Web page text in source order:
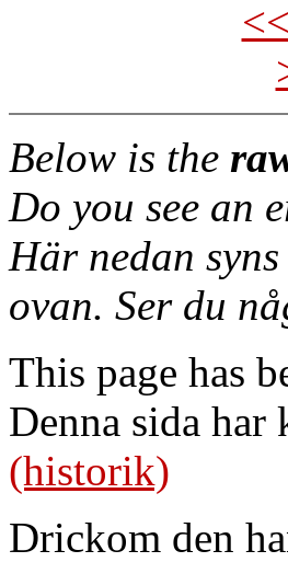
Below is the
Do you see an
Här nedan syns
ovan. Ser du
This page has
Denna sida
(historik)
Drickom den